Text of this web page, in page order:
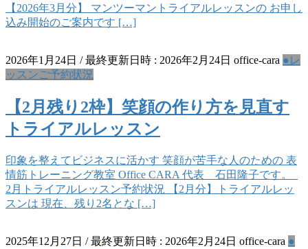
【2026年3月分】 マンツーマントライアルレッスンの お申し
込み開始のご案内です […]
2026年1月24日 / 最終更新日時 : 2026年2月24日 office-cara ●レ
ッスンご予約状況
【2月残り2枠】笑顔の作り方を見直す
トライアルレッスン
印象を整えてビジネスに活かす 笑顔が苦手な人のための 表
情筋トレーニング教室 Office CARA 代表 石田隆子です。
2月トライアルレッスン予約状況 【2月分】トライアルレッ
スンは 現在、残り2名とな […]
2025年12月27日 / 最終更新日時 : 2026年2月24日 office-cara ●